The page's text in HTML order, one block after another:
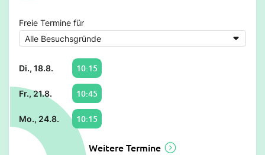
Freie Termine für
Di., 18.8. 10:15
Fr., 21.8. 10:45
Mo., 24.8. 10:15
Weitere Termine